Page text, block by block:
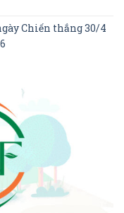
Chiến thắng 30/4